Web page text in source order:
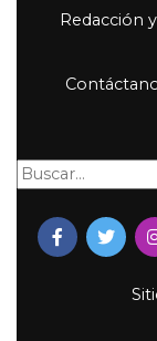
Redacción
Buscar: